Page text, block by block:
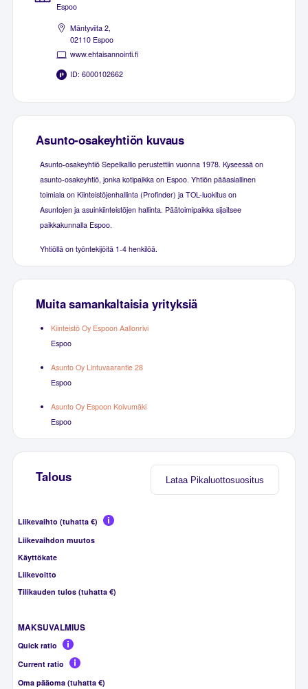
Espoo
Mäntyviita 2,
02110 Espoo
www.ehtaisannointi.fi
ID: 6000102662
Asunto-osakeyhtiön kuvaus
Asunto-osakeyhtiö Sepelkallio perustettiin vuonna 1978. Kyseessä on
asunto-osakeyhtiö, jonka kotipaikka on Espoo. Yhtiön pääasiallinen
toimiala on Kiinteistöjenhallinta (Profinder) ja TOL-luokitus on
Asuntojen ja asuinkiinteistöjen hallinta. Päätoimipaikka sijaitsee
paikkakunnalla Espoo.
Yhtiöllä on työntekijöitä 1-4 henkilöä.
Muita samankaltaisia yrityksiä
Kiinteistö Oy Espoon Aallonrivi
Espoo
Asunto Oy Lintuvaarantie 28
Espoo
Asunto Oy Espoon Koivumäki
Espoo
Lataa Pikaluottosuositus
Talous
Liikevaihto (tuhatta €)
Liikevaihdon muutos
Käyttökate
Liikevoitto
Tilikauden tulos (tuhatta €)
MAKSUVALMIUS
Quick ratio
Current ratio
Oma pääoma (tuhatta €)